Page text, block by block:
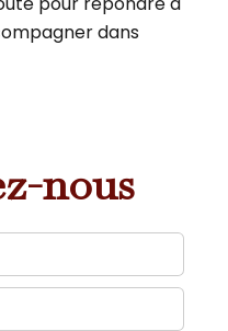
dans
nous